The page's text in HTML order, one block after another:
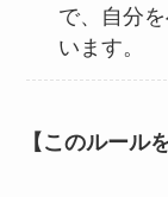
で、自分
います。
【このルール